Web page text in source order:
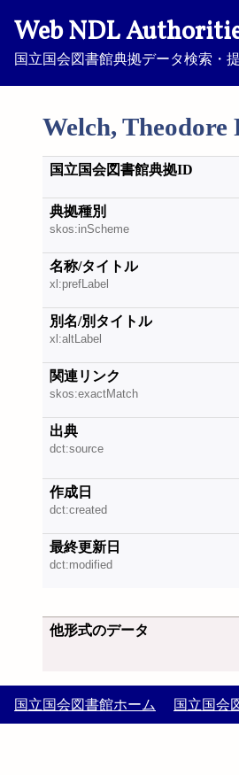
Web NDL
国立国会図書館典拠データ検索・
Welch, Theodore
国立国会図書館典拠ID
典拠種別
skos:inScheme
名称/タイトル
xl:prefLabel
別名/別タイトル
xl:altLabel
関連リンク
skos:exactMatch
出典
dct:source
作成日
dct:created
最終更新日
dct:modified
他形式のデータ
国立国会図書館ホーム 国立国会